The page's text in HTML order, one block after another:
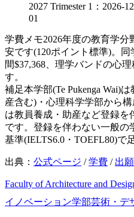
2027 Trimester 1：2026-
01
学費メモ2026年度の教育学分
安です(120ポイント標準)。
間$37,368、理学バンドの心
す。
補足本学部(Te Pukenga Wai)
産含む)・心理科学学部から
は教員養成・助産など登録
です。登録を伴わない一般の
基準(IELTS6.0・TOEFL80)で
出典： 公式ページ /学費 / 出
Faculty of Architecture and
イノベーション学部芸術・デ